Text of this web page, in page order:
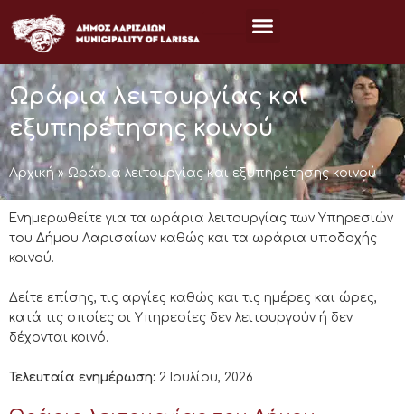
στο
περιεχόμενο
Ωράρια λειτουργίας και
εξυπηρέτησης κοινού
Αρχική» Ωράρια λειτουργίας και εξυπηρέτησης κοινού
Ενημερωθείτε για τα ωράρια λειτουργίας των Υπηρεσιών
του Δήμου Λαρισαίων καθώς και τα ωράρια υποδοχής
κοινού.
Δείτε επίσης, τις αργίες καθώς και τις ημέρες και ώρες,
κατά τις οποίες οι Υπηρεσίες δεν λειτουργούν ή δεν
δέχονται κοινό.
Τελευταία ενημέρωση: 2 Ιουλίου, 2026